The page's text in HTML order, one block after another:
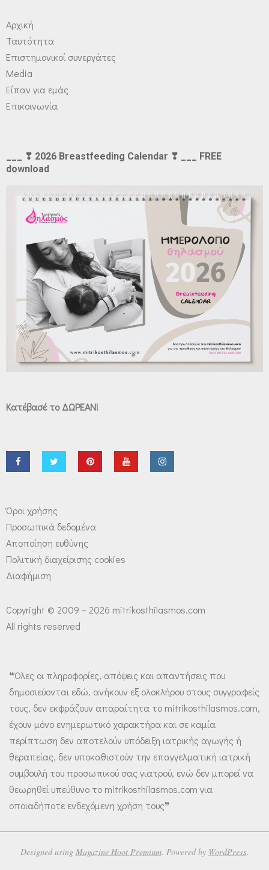
Αρχική
Ταυτότητα
Επιστημονικοί συνεργάτες
Media
Είπαν για εμάς
Επικοινωνία
___ ❣ 2026 Breastfeeding Calendar ❣ ___ FREE
download
Κατέβασέ το ΔΩΡΕΑΝ!
Όροι χρήσης
Προσωπικά δεδομένα
Αποποίηση ευθύνης
Πολιτική διαχείρισης cookies
Διαφήμιση
Copyright © 2009 – 2026 mitrikosthilasmos.com
All rights reserved
❝Όλες οι πληροφορίες, απόψεις και απαντήσεις που
δημοσιεύονται εδώ, ανήκουν εξ ολοκλήρου στους συγγραφείς
τους, δεν εκφράζουν απαραίτητα το mitrikosthilasmos.com,
έχουν μόνο ενημερωτικό χαρακτήρα και σε καμία
περίπτωση δεν αποτελούν υπόδειξη ιατρικής αγωγής ή
θεραπείας, δεν υποκαθιστούν την επαγγελματική ιατρική
συμβουλή του προσωπικού σας γιατρού, ενώ δεν μπορεί να
θεωρηθεί υπεύθυνο το mitrikosthilasmos.com για
οποιαδήποτε ενδεχόμενη χρήση τους❞
Designed using Magazine Hoot Premium. Powered by WordPress.